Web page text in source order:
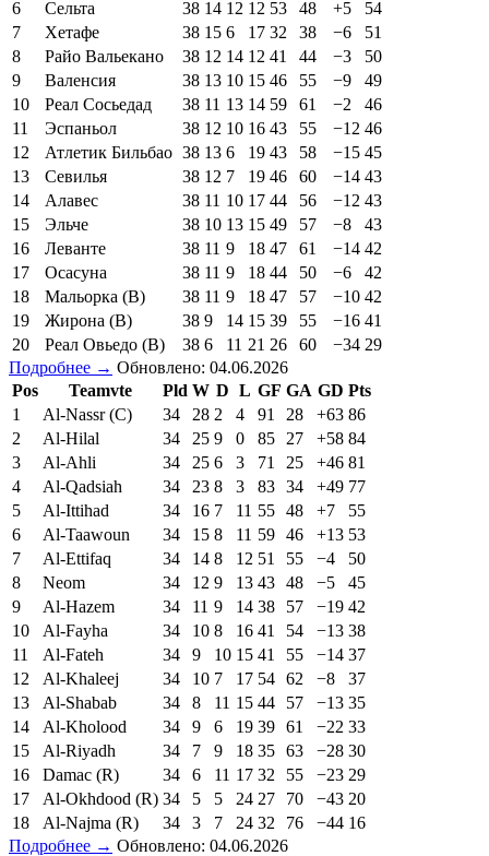
6 Сельта 38 14 12 12 53 48 +5
54
7
Хетафе 38 15 6 17 32 38 −6
51
8
Райо Вальекано 38 12 14 12 41 44 −3
50
9
Валенсия 38 13 10 15 46 55 −9
49
10
Реал Сосьедад 38 11 13 14 59 61 −2
46
11
Эспаньол 38 12 10 16 43 55 −12 46
12
Атлетик Бильбао 38 13 6 19 43 58 −15 45
13
Севилья 38 12 7 19 46 60 −14 43
14
Алавес 38 11 10 17 44 56 −12 43
15
Эльче 38 10 13 15 49 57 −8
43
16
Леванте 38 11 9 18 47 61 −14 42
17
Осасуна 38 11 9 18 44 50 −6
42
18
Мальорка (В) 38 11 9 18 47 57 −10 42
19
Жирона (В) 38 9 14 15 39 55 −16 41
20
Реал Овьедо (В) 38 6 11 21 26 60 −34 29
Подробнее → Обновлено: 04.06.2026
Pos
Teamvte Pld W D L GF GA GD Pts
1
Al-Nassr (C) 34 28 2 4 91 28 +63 86
2
Al-Hilal 34 25 9 0 85 27 +58 84
3
Al-Ahli 34 25 6 3 71 25 +46 81
4
Al-Qadsiah 34 23 8 3 83 34 +49 77
5
Al-Ittihad 34 16 7 11 55 48 +7
55
6
Al-Taawoun 34 15 8 11 59 46 +13 53
7
Al-Ettifaq 34 14 8 12 51 55 −4
50
8
Neom 34 12 9 13 43 48 −5
45
9
Al-Hazem 34 11 9 14 38 57 −19 42
10
Al-Fayha 34 10 8 16 41 54 −13 38
11
Al-Fateh 34 9 10 15 41 55 −14 37
12
Al-Khaleej 34 10 7 17 54 62 −8
37
13
Al-Shabab 34 8 11 15 44 57 −13 35
14
Al-Kholood 34 9 6 19 39 61 −22 33
15
Al-Riyadh 34 7 9 18 35 63 −28 30
16
Damac (R) 34 6 11 17 32 55 −23 29
17
Al-Okhdood (R) 34 5 5 24 27 70 −43 20
18
Al-Najma (R) 34 3 7 24 32 76 −44 16
Подробнее → Обновлено: 04.06.2026